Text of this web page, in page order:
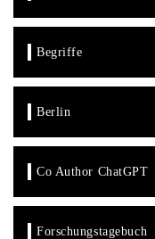
Begriffe
Berlin
Co Author ChatGPT
Forschungstagebuch